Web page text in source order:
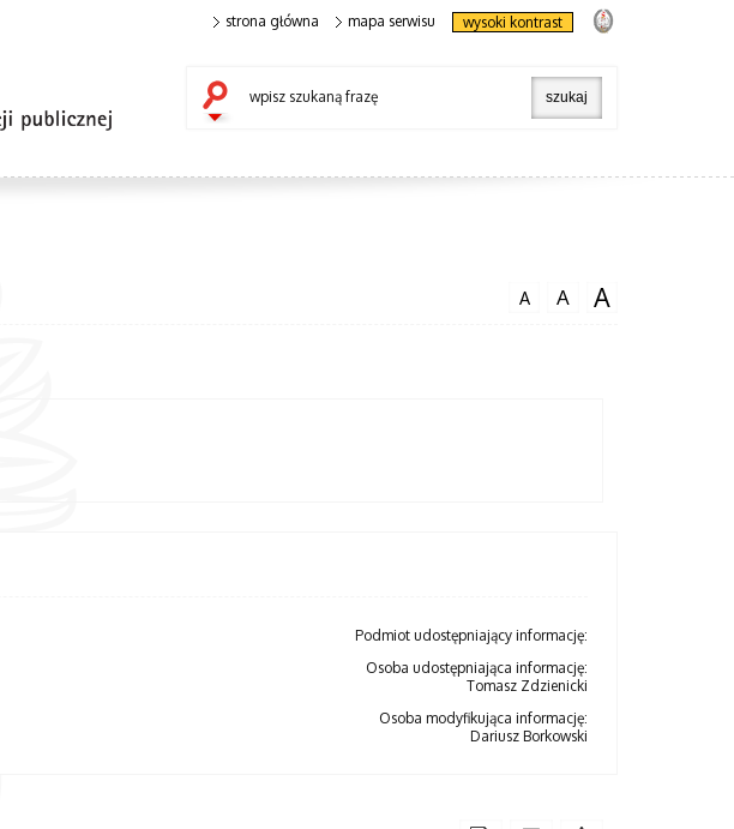
strona główna mapa serwisu wysoki kontrast
wpisz szukaną frazę
A A A
Podmiot udostępniający informację:
Osoba udostępniająca informację:
Tomasz Zdzienicki
Osoba modyfikująca informację:
Dariusz Borkowski